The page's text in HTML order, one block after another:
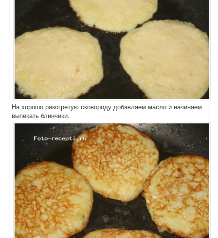
На хорошо разогретую сковороду добавляем масло и начинаем
выпекать блинчики.